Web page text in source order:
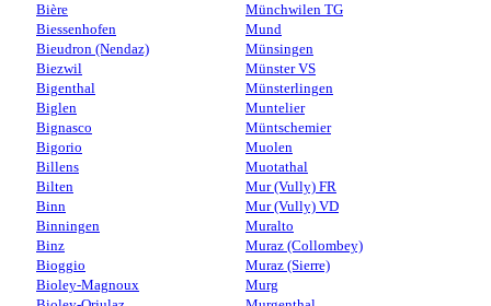
Bière
Biessenhofen
Bieudron (Nendaz)
Biezwil
Bigenthal
Biglen
Bignasco
Bigorio
Billens
Bilten
Binn
Binningen
Binz
Bioggio
Bioley-Magnoux
Münchwilen TG
Mund
Münsingen
Münster VS
Münsterlingen
Muntelier
Müntschemier
Muolen
Muotathal
Mur (Vully) FR
Mur (Vully) VD
Muralto
Muraz (Collombey)
Muraz (Sierre)
Murg